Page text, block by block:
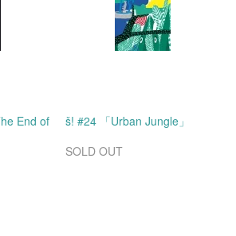
End of
š! #24 「Urban Jungle」
SOLD OUT